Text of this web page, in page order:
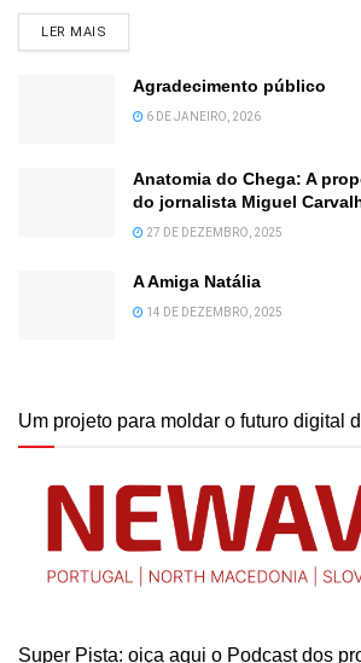
LER MAIS
Agradecimento público
6 DE JANEIRO, 2026
Anatomia do Chega: A
do jornalista Miguel
27 DE DEZEMBRO, 2025
A Amiga Natália
14 DE DEZEMBRO, 2025
Um projeto para moldar o futuro digital
Super Pista: oiça aqui o Podcast dos